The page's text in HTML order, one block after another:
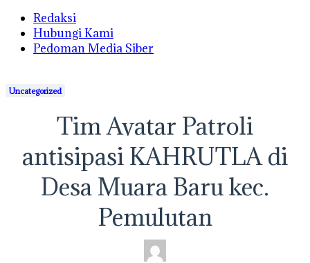
Redaksi
Hubungi Kami
Pedoman Media Siber
Uncategorized
Tim Avatar Patroli
antisipasi KAHRUTLA di
Desa Muara Baru kec.
Pemulutan